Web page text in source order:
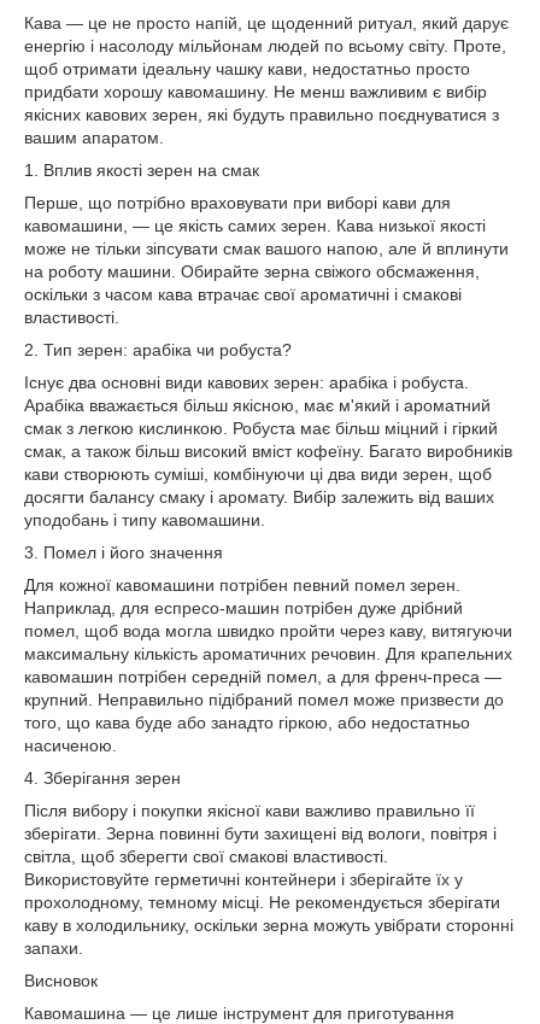
Кава — це не просто напій, це щоденний ритуал, який дарує
енергію і насолоду мільйонам людей по всьому світу. Проте,
щоб отримати ідеальну чашку кави, недостатньо просто
придбати хорошу кавомашину. Не менш важливим є вибір
якісних кавових зерен, які будуть правильно поєднуватися з
вашим апаратом.
1. Вплив якості зерен на смак
Перше, що потрібно враховувати при виборі кави для
кавомашини, — це якість самих зерен. Кава низької якості
може не тільки зіпсувати смак вашого напою, але й вплинути
на роботу машини. Обирайте зерна свіжого обсмаження,
оскільки з часом кава втрачає свої ароматичні і смакові
властивості.
2. Тип зерен: арабіка чи робуста?
Існує два основні види кавових зерен: арабіка і робуста.
Арабіка вважається більш якісною, має м'який і ароматний
смак з легкою кислинкою. Робуста має більш міцний і гіркий
смак, а також більш високий вміст кофеїну. Багато виробників
кави створюють суміші, комбінуючи ці два види зерен, щоб
досягти балансу смаку і аромату. Вибір залежить від ваших
уподобань і типу кавомашини.
3. Помел і його значення
Для кожної кавомашини потрібен певний помел зерен.
Наприклад, для еспресо-машин потрібен дуже дрібний
помел, щоб вода могла швидко пройти через каву, витягуючи
максимальну кількість ароматичних речовин. Для крапельних
кавомашин потрібен середній помел, а для френч-преса —
крупний. Неправильно підібраний помел може призвести до
того, що кава буде або занадто гіркою, або недостатньо
насиченою.
4. Зберігання зерен
Після вибору і покупки якісної кави важливо правильно її
зберігати. Зерна повинні бути захищені від вологи, повітря і
світла, щоб зберегти свої смакові властивості.
Використовуйте герметичні контейнери і зберігайте їх у
прохолодному, темному місці. Не рекомендується зберігати
каву в холодильнику, оскільки зерна можуть увібрати сторонні
запахи.
Висновок
Кавомашина — це лише інструмент для приготування